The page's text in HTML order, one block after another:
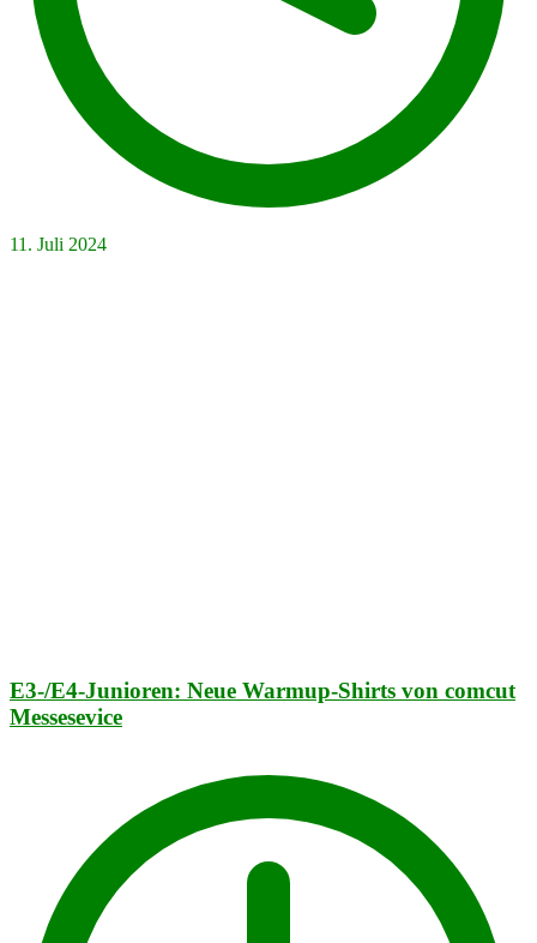
11. Juli 2024
E3-/E4-Junioren: Neue Warmup-Shirts von comcut
Messesevice